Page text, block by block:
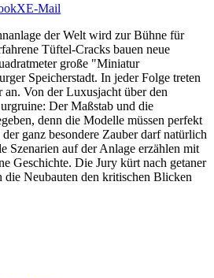
XE-Mail
der Welt wird zur Bühne für
Tüftel-Cracks bauen neue
große "Miniatur
Speicherstadt. In jeder Folge treten
an. Von der Luxusjacht über den
Der Maßstab und die
denn die Modelle müssen perfekt
ganz besondere Zauber darf natürlich
Szenarien auf der Anlage erzählen mit
Geschichte. Die Jury kürt nach getaner
die Neubauten den kritischen Blicken